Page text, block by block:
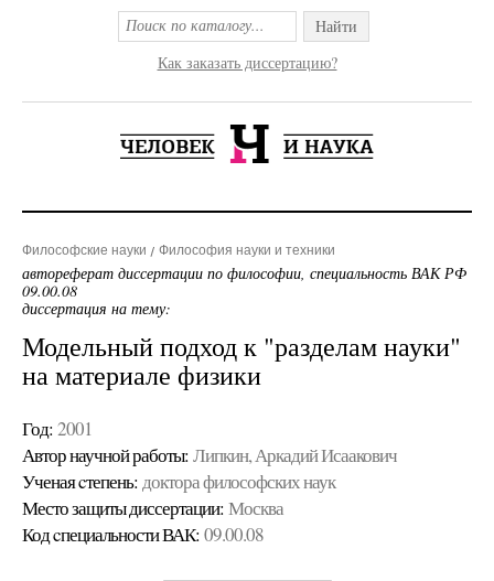
Найти
Как заказать диссертацию?
Философские науки Философия науки и техники
автореферат диссертации по философии, специальность ВАК РФ
09.00.08
диссертация на тему:
Модельный подход к "разделам науки"
на материале физики
Год: 2001
Автор научной работы: Липкин, Аркадий Исаакович
Ученая cтепень: доктора философских наук
Место защиты диссертации: Москва
Код cпециальности ВАК: 09.00.08